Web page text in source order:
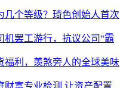
几个等级？琦色创始人首次
机罢工游行，抗议公司“霸
福利，羡煞旁人的全球美味
财富专业检测 让资产配置